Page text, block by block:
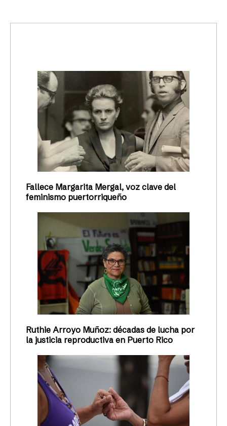
Fallece Margarita Mergal, voz clave del
feminismo puertorriqueño
Ruthie Arroyo Muñoz: décadas de lucha por
la justicia reproductiva en Puerto Rico